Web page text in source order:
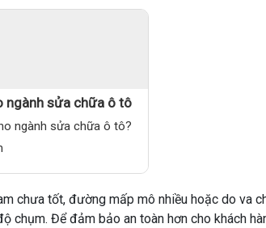
ngành sửa chữa ô tô
ngành sửa chữa ô tô?
chưa tốt, đường mấp mô nhiều hoặc do va
chụm. Để đảm bảo an toàn hơn cho khách